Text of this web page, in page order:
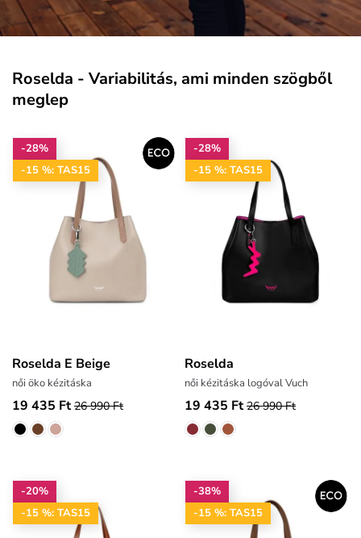
Roselda - Variabilitás, ami minden szögből
meglep
-28%
-15 %: TAS15
Roselda E Beige
női öko kézitáska
19 435 Ft 26 990 Ft
-28%
-15 %: TAS15
Roselda
női kézitáska logóval Vuch
19 435 Ft 26 990 Ft
-20%
-15 %: TAS15
-38%
-15 %: TAS15